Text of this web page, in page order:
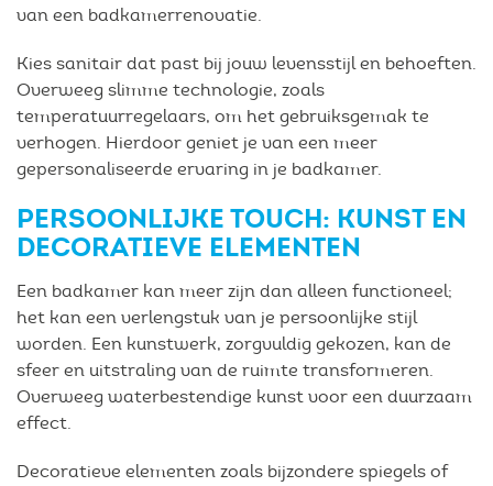
van een badkamerrenovatie.
Kies sanitair dat past bij jouw levensstijl en behoeften.
Overweeg slimme technologie, zoals
temperatuurregelaars, om het gebruiksgemak te
verhogen. Hierdoor geniet je van een meer
gepersonaliseerde ervaring in je badkamer.
PERSOONLIJKE TOUCH: KUNST EN
DECORATIEVE ELEMENTEN
Een badkamer kan meer zijn dan alleen functioneel;
het kan een verlengstuk van je persoonlijke stijl
worden. Een kunstwerk, zorgvuldig gekozen, kan de
sfeer en uitstraling van de ruimte transformeren.
Overweeg waterbestendige kunst voor een duurzaam
effect.
Decoratieve elementen zoals bijzondere spiegels of